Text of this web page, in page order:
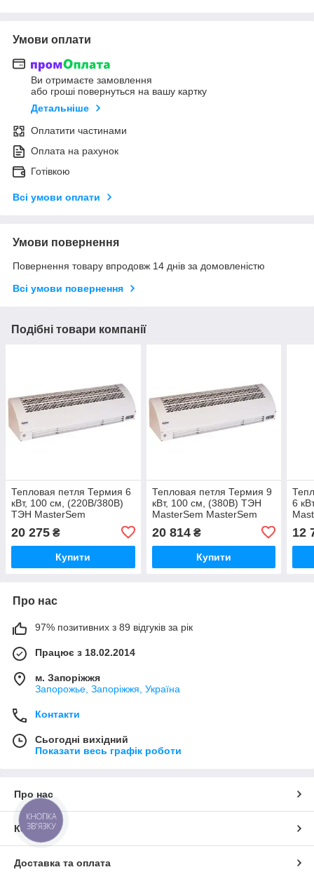
Умови оплати
Ви отримаєте замовлення
або гроші повернуться на вашу картку
Детальніше
Оплатити частинами
Оплата на рахунок
Готівкою
Всі умови оплати
Умови повернення
Повернення товару впродовж 14 днів за домовленістю
Всі умови повернення
Подібні товари компанії
Тепловая петля Термия 6
кВт, 100 см, (220В/380В)
ТЭН MasterSem
20 275 ₴
Купити
Тепловая петля Термия 9
кВт, 100 см, (380В) ТЭН
MasterSem MasterSem
20 814₴
Купити
6
12
Про нас
97% позитивних з 89 відгуків за рік
Працює з 18.02.2014
м. Запоріжжя
Запорожье, Запоріжжя, Україна
Контакти
Сьогодні вихідний
Показати весь графік роботи
Про нас
Контакти
Доставка та оплата
КНОПКА
ЗВ'ЯЗКУ